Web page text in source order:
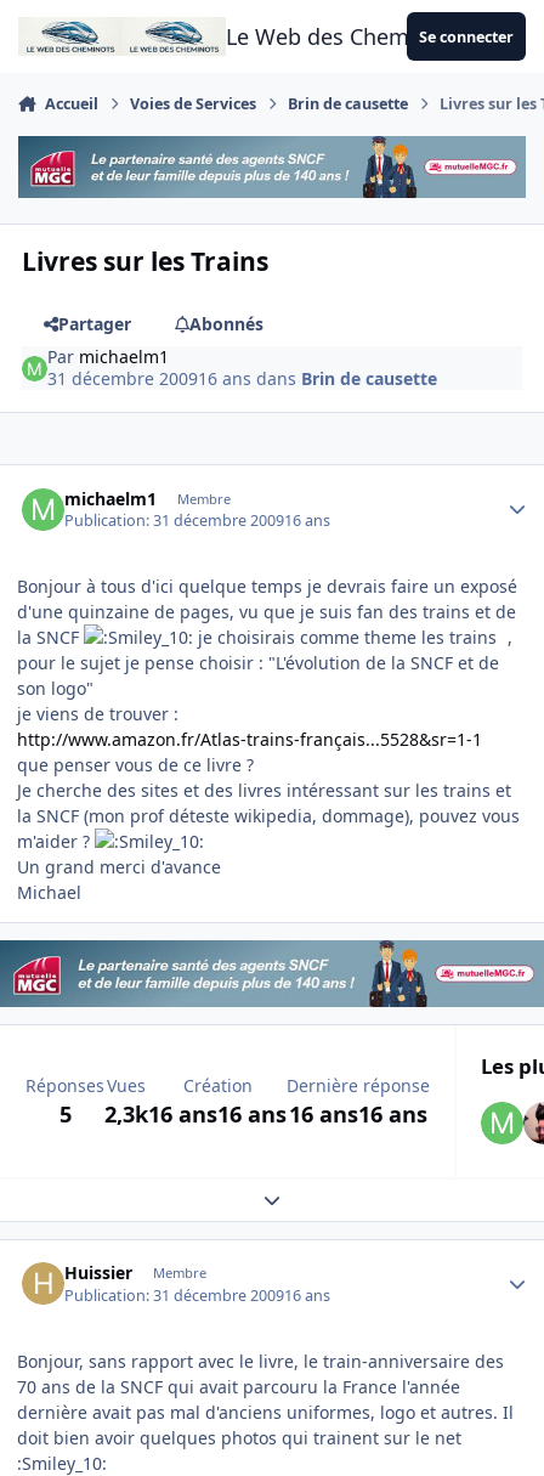
Aller au contenu
Le Web des CheminotsSe connecter
Accueil Voies de Services Brin de causette Livres sur les
Livres sur les Trains
Partager
Abonnés
Par michaelm1
31 décembre 200916 ans dans Brin de causette
michaelm1 Membre
Publication:31 décembre 200916 ans
Bonjour à tous d'ici quelque temps je devrais faire un exposé
d'une quinzaine de pages, vu que je suis fan des trains et de
la SNCF
je choisirais comme theme les trains ,
pour le sujet je pense choisir : "L'évolution de la SNCF et de
son logo"
je viens de trouver :
http://www.amazon.fr/Atlas-trains-français...5528&sr=1-1
que penser vous de ce livre ?
Je cherche des sites et des livres intéressant sur les trains et
la SNCF (mon prof déteste wikipedia, dommage), pouvez vous
m'aider ?
Un grand merci d'avance
Michael
Réponses
5
Vues
2,3k
Création
16 ans16 ans
Dernière réponse
16 ans16 ans
Les
Expand topic overview
Huissier Membre
Publication:31 décembre 200916 ans
Bonjour, sans rapport avec le livre, le train-anniversaire des
70 ans de la SNCF qui avait parcouru la France l'année
dernière avait pas mal d'anciens uniformes, logo et autres. Il
doit bien avoir quelques photos qui trainent sur le net
:Smiley_10: